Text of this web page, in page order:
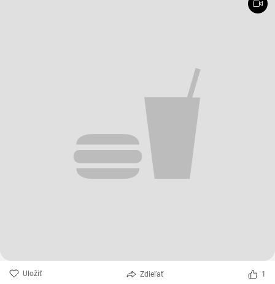
Uložiť Zdieľať 1